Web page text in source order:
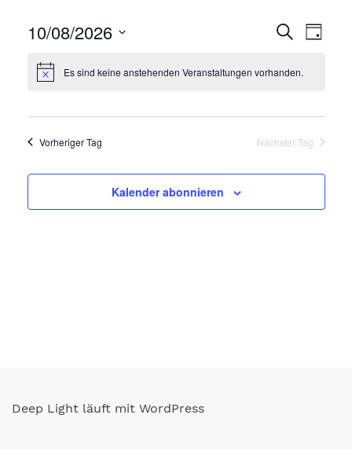
Suche
Tag
10/08/2026
wählen.Es sind keine anstehenden Veranstaltungen vorhanden.
Vorheriger Tag Nächster Tag
Kalender abonnieren
Deep Light läuft mit WordPress